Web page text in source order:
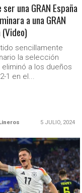
ser una GRAN España
a una GRAN
sencillamente
la selección
eliminó a los dueños
1 en el...
5 JULIO, 2024
LEER MÁS